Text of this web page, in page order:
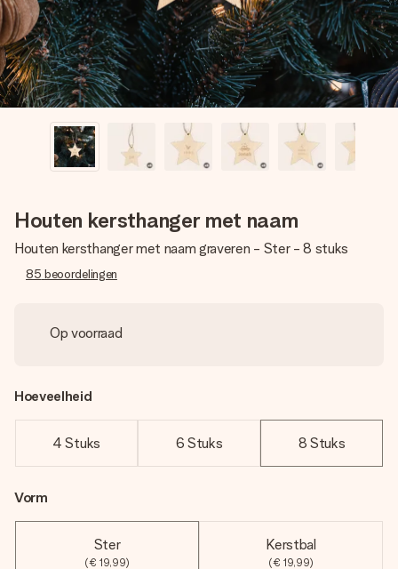
Houten kersthanger met naam
Houten kersthanger met naam graveren - Ster - 8 stuks
85 beoordelingen
Op voorraad
Hoeveelheid
4 Stuks 6 Stuks 8 Stuks
Vorm
Ster
(€ 19,99)
Kerstbal
(€ 19,99)